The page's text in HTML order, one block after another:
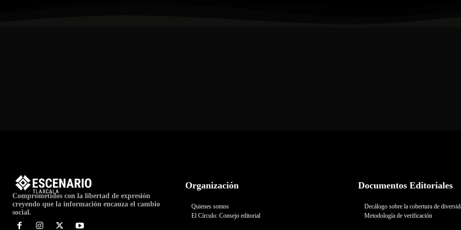
Comprometidos con la libertad de expresión
creyendo que la información encauza el cambio
social.
Organización
Quienes somos
El Círculo: Consejo editorial
Documentos Editoriales
Decálogo sobre la cobertura de
Metodología de verificación